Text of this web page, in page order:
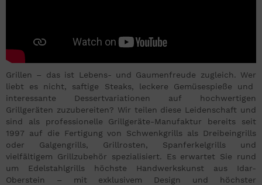
Grillen – das ist Lebens- und Gaumenfreude zugleich. Wer
liebt es nicht, saftige Steaks, leckere Gemüsespieße und
interessante Dessertvariationen auf hochwertigen
Grillgeräten zuzubereiten? Wir teilen diese Leidenschaft und
sind als professionelle Grillgeräte-Manufaktur bereits seit
1997 auf die Fertigung von Schwenkgrills als Dreibeingrills
oder Galgengrills, Grillrosten, Spanferkelgrills und
vielfältigem Grillzubehör spezialisiert. Es erwartet Sie rund
um Edelstahlgrills höchste Handwerkskunst aus Idar-
Oberstein – mit exklusivem Design und höchster